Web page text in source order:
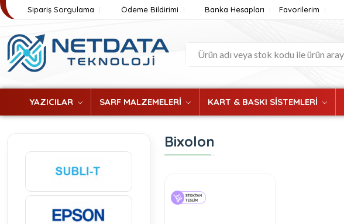
Sipariş Sorgulama Ödeme Bildirimi Banka Hesapları Favorilerim
YAZICILAR SARF MALZEMELERİ KART & BASKI SİSTEMLERİ
Bixolon